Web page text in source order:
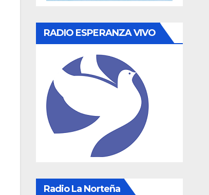
RADIO ESPERANZA VIVO
Radio La Norteña